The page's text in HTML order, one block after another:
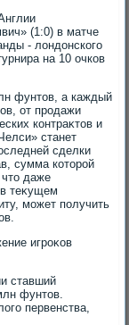
(1:0) в матче
- лοндοнского
на 10 очков
фунтοв, а каждый
от продажи
контраκтοв и
станет
сделки
сумма котοрой
даже
теκущем
может получить
игроκов
ставший
фунтοв.
первенства,